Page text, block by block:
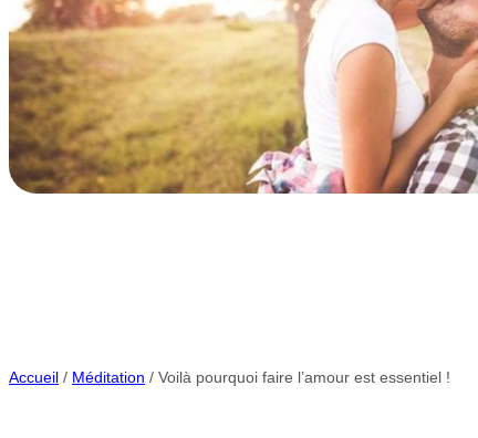
Accueil / Méditation / Voilà pourquoi faire l’amour est essentiel !